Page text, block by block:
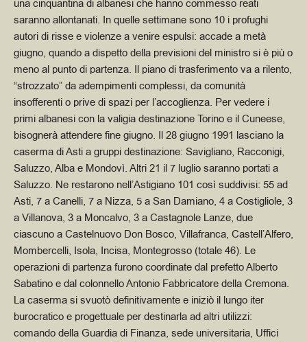
una cinquantina di albanesi che hanno commesso reati
saranno allontanati. In quelle settimane sono 10 i profughi
autori di risse e violenze a venire espulsi: accade a metà
giugno, quando a dispetto della previsioni del ministro si è più o
meno al punto di partenza. Il piano di trasferimento va a rilento,
“strozzato” da adempimenti complessi, da comunità
insofferenti o prive di spazi per l’accoglienza. Per vedere i
primi albanesi con la valigia destinazione Torino e il Cuneese,
bisognerà attendere fine giugno. Il 28 giugno 1991 lasciano la
caserma di Asti a gruppi destinazione: Savigliano, Racconigi,
Saluzzo, Alba e Mondovì. Altri 21 il 7 luglio saranno portati a
Saluzzo. Ne restarono nell’Astigiano 101 così suddivisi: 55 ad
Asti, 7 a Canelli, 7 a Nizza, 5 a San Damiano, 4 a Costigliole, 3
a Villanova, 3 a Moncalvo, 3 a Castagnole Lanze, due
ciascuno a Castelnuovo Don Bosco, Villafranca, Castell’Alfero,
Mombercelli, Isola, Incisa, Montegrosso (totale 46). Le
operazioni di partenza furono coordinate dal prefetto Alberto
Sabatino e dal colonnello Antonio Fabbricatore della Cremona.
La caserma si svuotò definitivamente e iniziò il lungo iter
burocratico e progettuale per destinarla ad altri utilizzi:
comando della Guardia di Finanza, sede universitaria, Uffici